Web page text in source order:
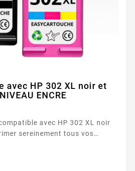
avec HP 302 XL noir et
ENCRE
Conçu pour les imprimantes
une